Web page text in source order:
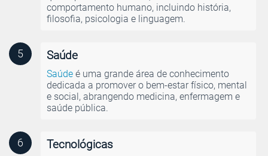
comportamento humano, incluindo história,
filosofia, psicologia e linguagem.
5 Saúde
Saúde é uma grande área de conhecimento
dedicada a promover o bem-estar físico, mental
e social, abrangendo medicina, enfermagem e
saúde pública.
6 Tecnológicas